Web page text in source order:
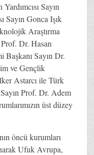
Sayın
Sayın Gonca Işık
Araştırma
Dr. Hasan
Sayın Dr.
ve Gençlik
Astarcı ile Türk
Prof. Dr. Adem
üst düzey
öncü kurumları
Ufuk Avrupa,